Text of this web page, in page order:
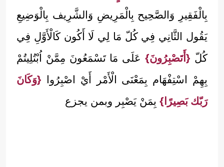
بِالْفَقِيرِ وَالصَّحِيح بِالْمَرِيضِ وَالشَّرِيف بِالْوَضِيعِ
يَقُول الثَّانِي فِي كُلّ مَا لِي لَا أَكُون كَالْأَوَّلِ فِي
كُلّ {أَتَصْبِرُونَ}عَلَى مَا تَسْمَعُونَ مِمَّنْ اُبْتُلِيتُمْ
بِهِمْ اسْتِفْهَام بِمَعْنَى الْأَمْر أَيْ اصْبِرُوا {وَكَانَ
رَبّك بَصِيرًا} بِمَنْ يَصْبِر وبمن يجزع